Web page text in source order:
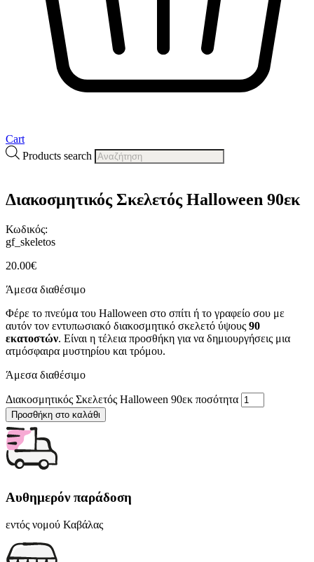
Cart
Products search
Διακοσμητικός Σκελετός Halloween 90εκ
Κωδικός:
gf_skeletos
20.00€
Άμεσα διαθέσιμο
Φέρε το πνεύμα του Halloween στο σπίτι ή το γραφείο σου με
αυτόν τον εντυπωσιακό διακοσμητικό σκελετό ύψους 90
εκατοστών. Είναι η τέλεια προσθήκη για να δημιουργήσεις μια
ατμόσφαιρα μυστηρίου και τρόμου.
Άμεσα διαθέσιμο
Διακοσμητικός Σκελετός Halloween 90εκ ποσότητα
Προσθήκη στο καλάθι
Αυθημερόν παράδοση
εντός νομού Καβάλας